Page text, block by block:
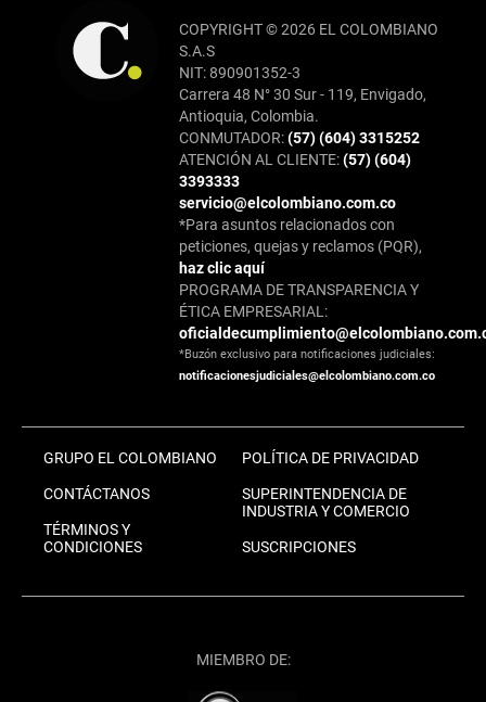
COPYRIGHT © 2026 EL COLOMBIANO
S.A.S
NIT: 890901352-3
Carrera 48 N° 30 Sur - 119, Envigado,
Antioquia, Colombia.
CONMUTADOR:(57) (604) 3315252
ATENCIÓN AL CLIENTE:(57) (604)
3393333
servicio@elcolombiano.com.co
*Para asuntos relacionados con
peticiones, quejas y reclamos (PQR),
haz clic aquí
PROGRAMA DE TRANSPARENCIA Y
ÉTICA EMPRESARIAL:
*Buzón exclusivo para notificaciones judiciales:
notificacionesjudiciales@elcolombiano.com.co
GRUPO EL COLOMBIANO
CONTÁCTANOS
TÉRMINOS Y
CONDICIONES
POLÍTICA DE PRIVACIDAD
SUPERINTENDENCIA DE
INDUSTRIA Y COMERCIO
SUSCRIPCIONES
MIEMBRO DE: